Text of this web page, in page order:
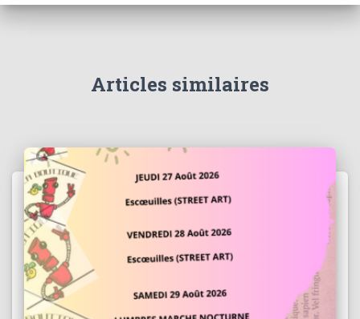
Articles similaires